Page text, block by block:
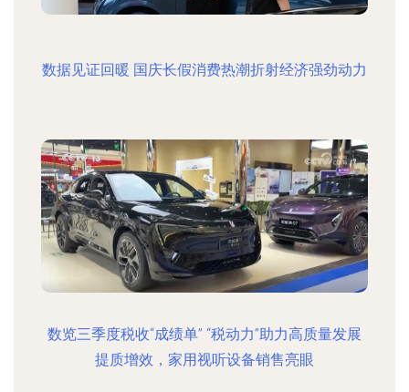
数据见证回暖 国庆长假消费热潮折射经济强劲动力
数览三季度税收“成绩单” “税动力”助力高质量发展
提质增效，家用视听设备销售亮眼